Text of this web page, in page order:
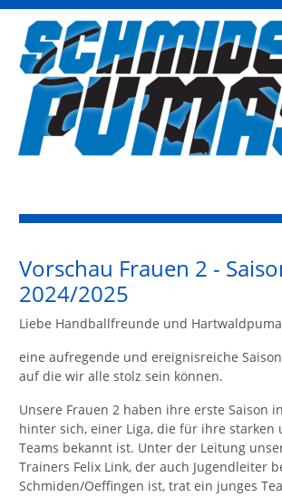
Vorschau Frauen 2 -
2024/2025
Liebe Handballfreunde und
eine aufregende und ereignisreiche
auf die wir alle stolz sein können.
Unsere Frauen 2 haben ihre erste Saison
hinter sich, einer Liga, die für ihre starken
Teams bekannt ist. Unter der Leitung
Trainers Felix Link, der auch Jugendleiter
Schmiden/Oeffingen ist, trat ein junges